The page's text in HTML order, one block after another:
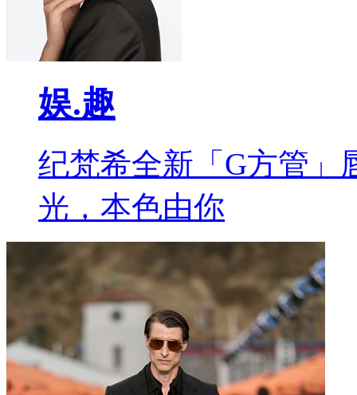
娱.趣
纪梵希全新「G方管」
光，本色由你